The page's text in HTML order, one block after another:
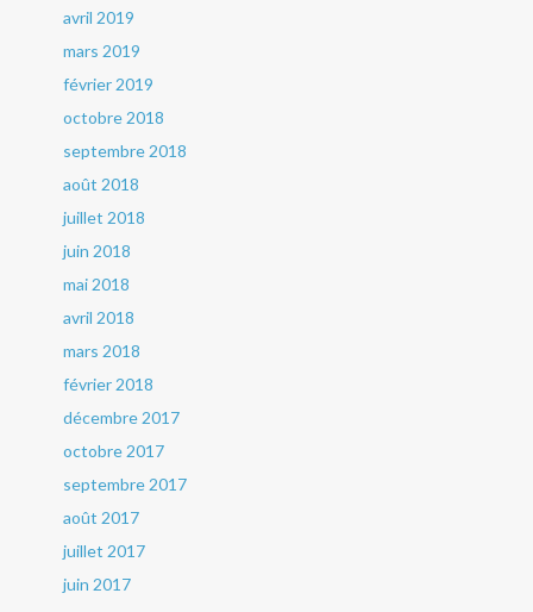
avril 2019
mars 2019
février 2019
octobre 2018
septembre 2018
août 2018
juillet 2018
juin 2018
mai 2018
avril 2018
mars 2018
février 2018
décembre 2017
octobre 2017
septembre 2017
août 2017
juillet 2017
juin 2017